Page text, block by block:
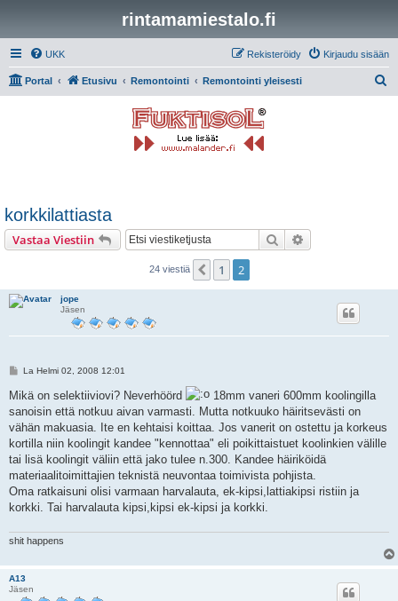
rintamamiestalo.fi
UKK Kirjaudu sisään
Rekisteröidy
Portal Etusivu Remontointi Remontointi yleisesti
korkkilattiasta
Vastaa Viestiin Etsi
24 viestiä Edellinen
1 2
jope
Jäsen
V
e
s
t
i
La Helmi 02, 2008 12:01
Mikä on selektiiviovi? Neverhöörd
18mm vaneri 600mm koolingilla
sanoisin että notkuu aivan varmasti. Mutta notkuuko häiritsevästi on
vähän makuasia. Ite en kehtaisi koittaa. Jos vanerit on ostettu ja korkeus
kortilla niin koolingit kandee "kennottaa" eli poikittaistuet koolinkien välille
tai lisä koolingit väliin että jako tulee n.300. Kandee häiriköidä
materiaalitoimittajien teknistä neuvontaa toimivista pohjista.
Oma ratkaisuni olisi varmaan harvalauta, ek-kipsi,lattiakipsi ristiin ja
korkki. Tai harvalauta kipsi,kipsi ek-kipsi ja korkki.
shit happens
A13
Jäsen